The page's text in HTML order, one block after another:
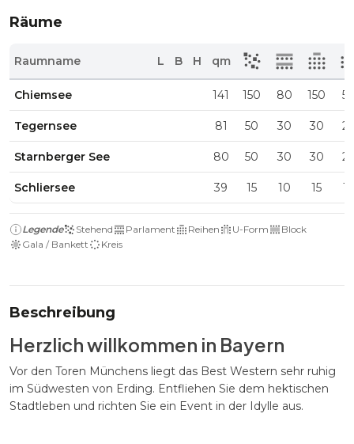
Räume
Raumname L B H qm
Chiemsee 141 150 80 150
Tegernsee 81 50 30 30
Starnberger See 80 50 30 30
Schliersee 39 15 10 15
Legende Stehend Parlament Reihen U-Form
Block
Gala / Bankett
Kreis
Beschreibung
Herzlich willkommen in Bayern
Vor den Toren Münchens liegt das Best Western sehr ruhig
im Südwesten von Erding. Entfliehen Sie dem hektischen
Stadtleben und richten Sie ein Event in der Idylle aus.